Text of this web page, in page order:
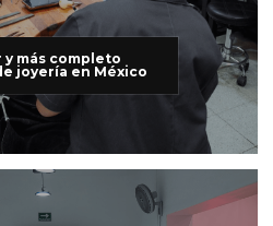
y más completo
joyería en México